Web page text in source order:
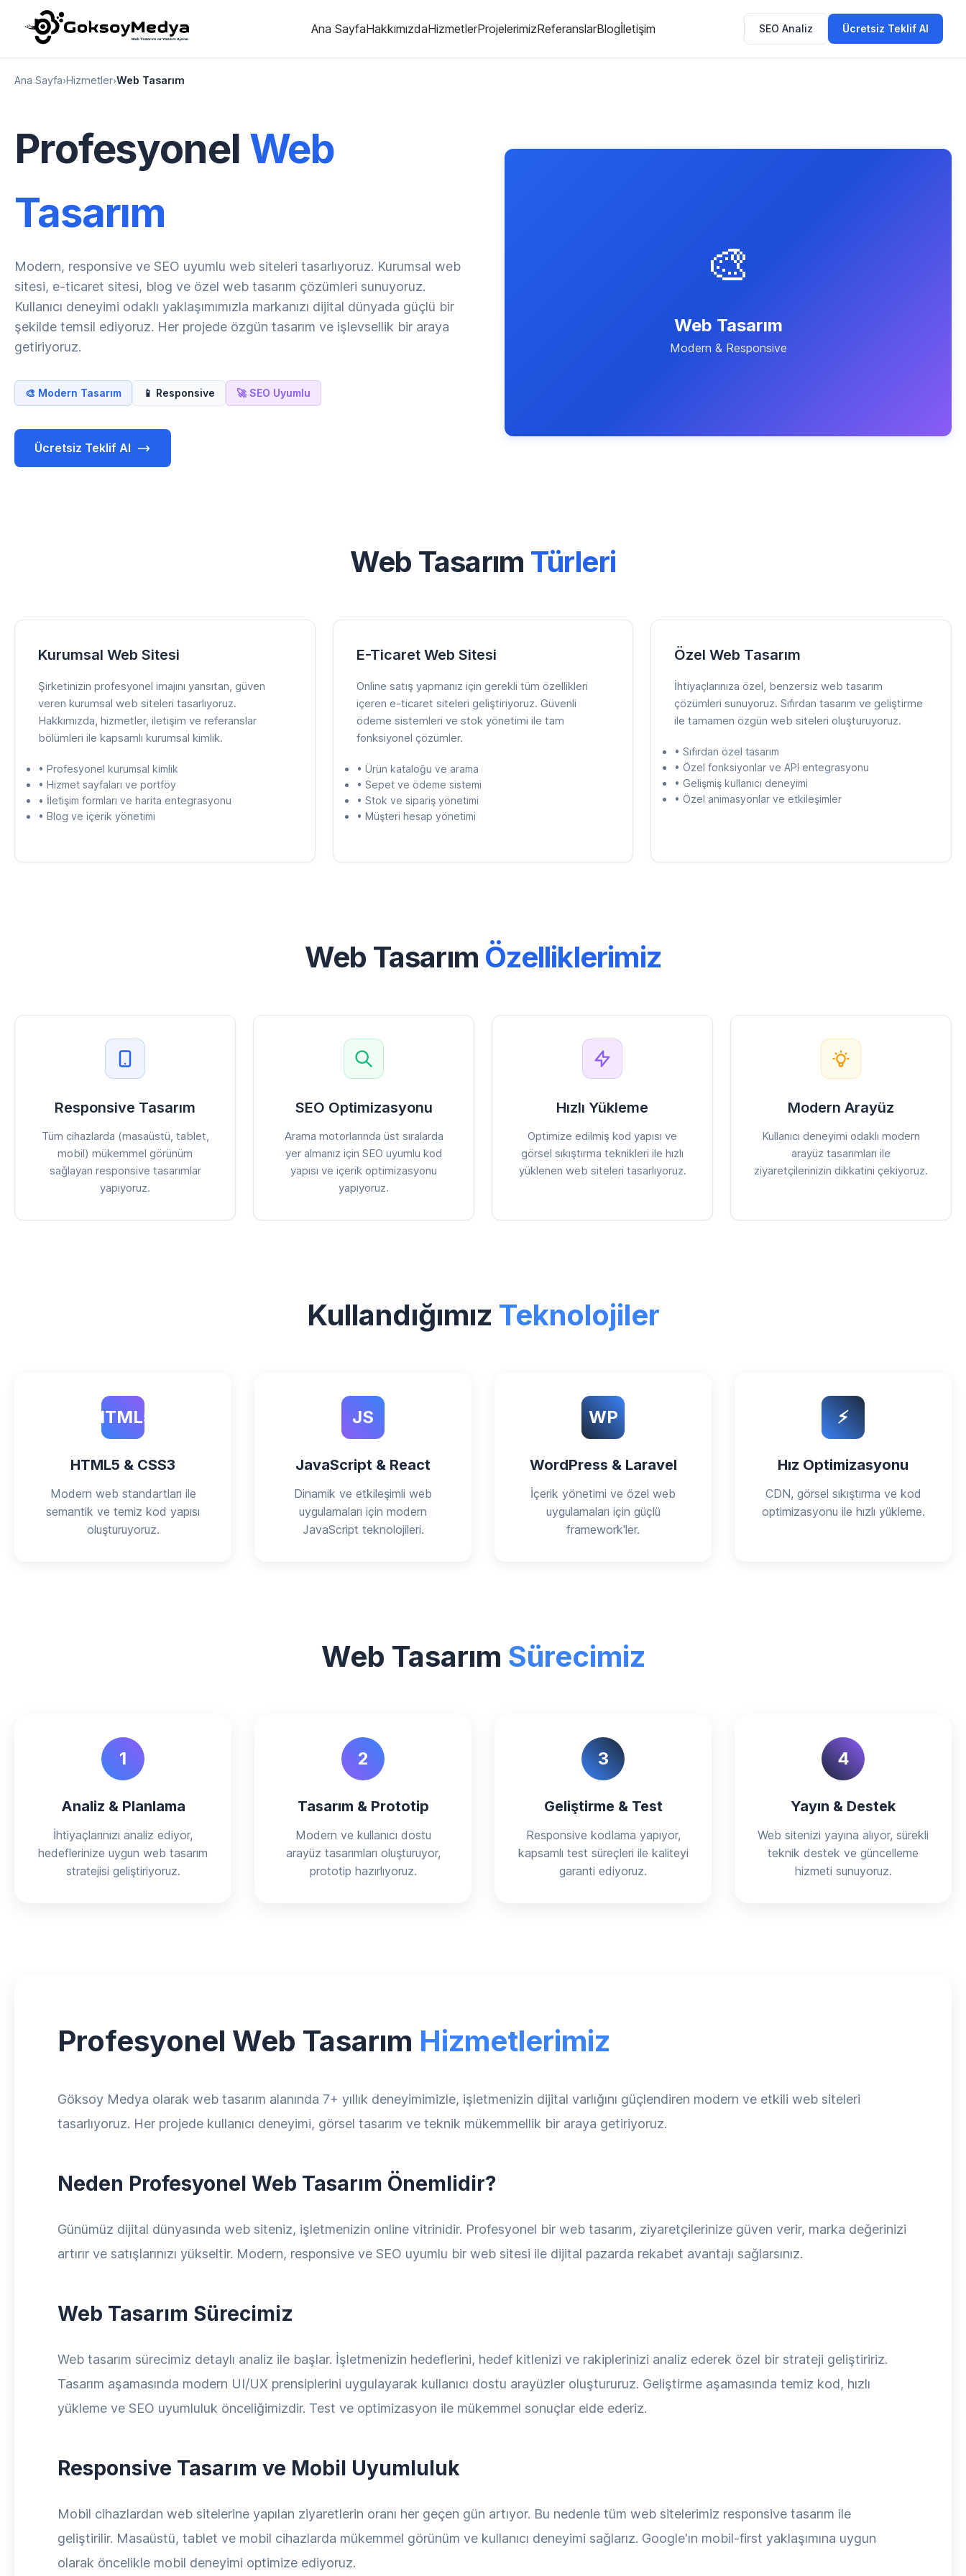
Ana SayfaHakkımızdaHizmetlerProjelerimizReferanslarBlogİletişim SEO Analiz Ücretsiz Teklif Al
Ana Sayfa›Hizmetler›Web Tasarım
Profesyonel Web
Tasarım
Modern, responsive ve SEO uyumlu web siteleri tasarlıyoruz. Kurumsal web
sitesi, e-ticaret sitesi, blog ve özel web tasarım çözümleri sunuyoruz.
Kullanıcı deneyimi odaklı yaklaşımımızla markanızı dijital dünyada güçlü bir
şekilde temsil ediyoruz. Her projede özgün tasarım ve işlevsellik bir araya
getiriyoruz.
🎨 Modern Tasarım 📱 Responsive 🚀 SEO Uyumlu
Ücretsiz Teklif Al
🎨
Web Tasarım
Modern & Responsive
Web Tasarım Türleri
Kurumsal Web Sitesi
Şirketinizin profesyonel imajını yansıtan, güven
veren kurumsal web siteleri tasarlıyoruz.
Hakkımızda, hizmetler, iletişim ve referanslar
bölümleri ile kapsamlı kurumsal kimlik.
• Profesyonel kurumsal kimlik
• Hizmet sayfaları ve portföy
• İletişim formları ve harita entegrasyonu
• Blog ve içerik yönetimi
E-Ticaret Web Sitesi
Online satış yapmanız için gerekli tüm özellikleri
içeren e-ticaret siteleri geliştiriyoruz. Güvenli
ödeme sistemleri ve stok yönetimi ile tam
fonksiyonel çözümler.
• Ürün kataloğu ve arama
• Sepet ve ödeme sistemi
• Stok ve sipariş yönetimi
• Müşteri hesap yönetimi
Özel Web Tasarım
İhtiyaçlarınıza özel, benzersiz web tasarım
çözümleri sunuyoruz. Sıfırdan tasarım ve geliştirme
ile tamamen özgün web siteleri oluşturuyoruz.
• Sıfırdan özel tasarım
• Özel fonksiyonlar ve API entegrasyonu
• Gelişmiş kullanıcı deneyimi
• Özel animasyonlar ve etkileşimler
Web Tasarım Özelliklerimiz
Responsive Tasarım
Tüm cihazlarda (masaüstü, tablet,
mobil) mükemmel görünüm
sağlayan responsive tasarımlar
yapıyoruz.
SEO Optimizasyonu
Arama motorlarında üst sıralarda
yer almanız için SEO uyumlu kod
yapısı ve içerik optimizasyonu
yapıyoruz.
Hızlı Yükleme
Optimize edilmiş kod yapısı ve
görsel sıkıştırma teknikleri ile hızlı
yüklenen web siteleri tasarlıyoruz.
Modern Arayüz
Kullanıcı deneyimi odaklı modern
arayüz tasarımları ile
ziyaretçilerinizin dikkatini çekiyoruz.
Kullandığımız Teknolojiler
HTML5
HTML5 & CSS3
Modern web standartları ile
semantik ve temiz kod yapısı
oluşturuyoruz.
JS
JavaScript & React
Dinamik ve etkileşimli web
uygulamaları için modern
JavaScript teknolojileri.
WP
WordPress & Laravel
İçerik yönetimi ve özel web
uygulamaları için güçlü
framework'ler.
⚡
Hız Optimizasyonu
CDN, görsel sıkıştırma ve kod
optimizasyonu ile hızlı yükleme.
Web Tasarım Sürecimiz
1
Analiz & Planlama
İhtiyaçlarınızı analiz ediyor,
hedeflerinize uygun web tasarım
stratejisi geliştiriyoruz.
2
Tasarım & Prototip
Modern ve kullanıcı dostu
arayüz tasarımları oluşturuyor,
prototip hazırlıyoruz.
3
Geliştirme & Test
Responsive kodlama yapıyor,
kapsamlı test süreçleri ile kaliteyi
garanti ediyoruz.
4
Yayın & Destek
Web sitenizi yayına alıyor, sürekli
teknik destek ve güncelleme
hizmeti sunuyoruz.
Profesyonel Web Tasarım Hizmetlerimiz
Göksoy Medya olarak web tasarım alanında 7+ yıllık deneyimimizle, işletmenizin dijital varlığını güçlendiren modern ve etkili web siteleri
tasarlıyoruz. Her projede kullanıcı deneyimi, görsel tasarım ve teknik mükemmellik bir araya getiriyoruz.
Neden Profesyonel Web Tasarım Önemlidir?
Günümüz dijital dünyasında web siteniz, işletmenizin online vitrinidir. Profesyonel bir web tasarım, ziyaretçilerinize güven verir, marka değerinizi
artırır ve satışlarınızı yükseltir. Modern, responsive ve SEO uyumlu bir web sitesi ile dijital pazarda rekabet avantajı sağlarsınız.
Web Tasarım Sürecimiz
Web tasarım sürecimiz detaylı analiz ile başlar. İşletmenizin hedeflerini, hedef kitlenizi ve rakiplerinizi analiz ederek özel bir strateji geliştiririz.
Tasarım aşamasında modern UI/UX prensiplerini uygulayarak kullanıcı dostu arayüzler oluştururuz. Geliştirme aşamasında temiz kod, hızlı
yükleme ve SEO uyumluluk önceliğimizdir. Test ve optimizasyon ile mükemmel sonuçlar elde ederiz.
Responsive Tasarım ve Mobil Uyumluluk
Mobil cihazlardan web sitelerine yapılan ziyaretlerin oranı her geçen gün artıyor. Bu nedenle tüm web sitelerimiz responsive tasarım ile
geliştirilir. Masaüstü, tablet ve mobil cihazlarda mükemmel görünüm ve kullanıcı deneyimi sağlarız. Google'ın mobil-first yaklaşımına uygun
olarak öncelikle mobil deneyimi optimize ediyoruz.